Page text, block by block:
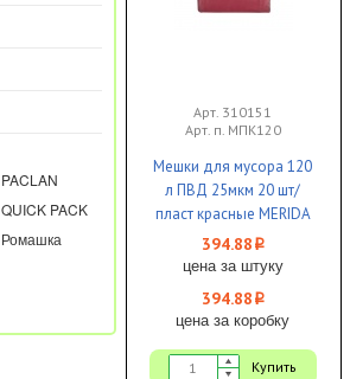
PACLAN
QUICK PACK
Ромашка
Арт. 310151
Арт. п. МПК120
Мешки для мусора 120
л ПВД 25мкм 20 шт/
пласт красные MERIDA
ПРЕМИУМ 1/1
394.88 i
цена за штуку
394.88 i
цена за коробку
Купить